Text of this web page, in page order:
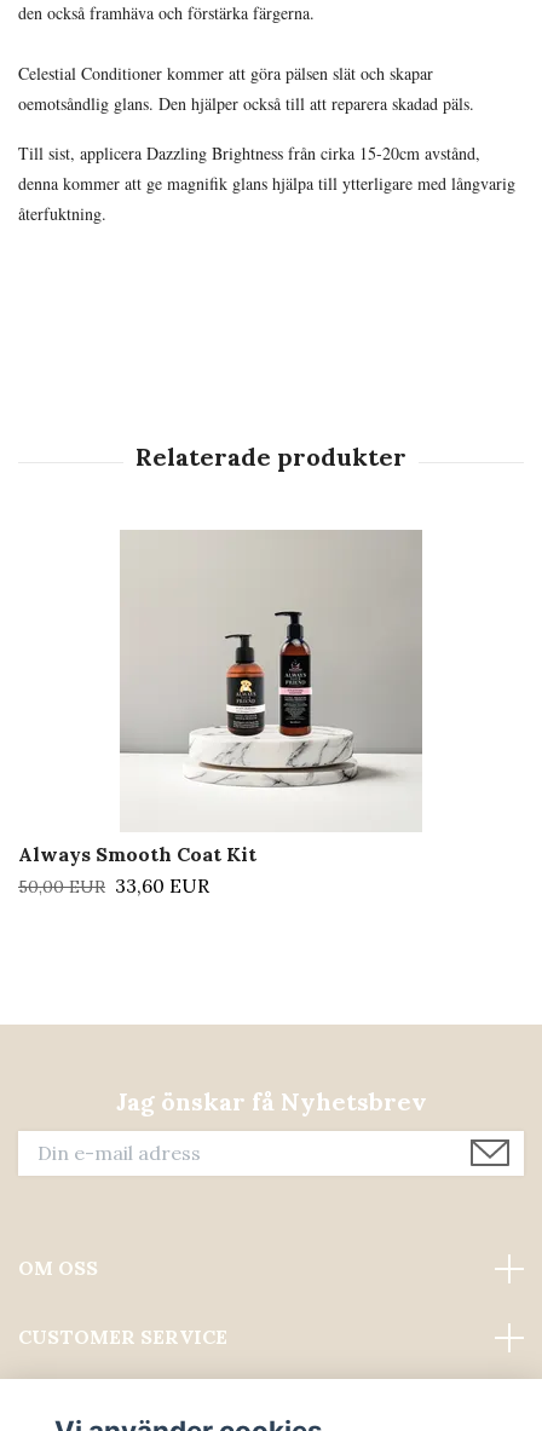
den också framhäva och förstärka färgerna.
Celestial Conditioner kommer att göra pälsen slät och skapar
oemotsåndlig glans. Den hjälper också till att reparera skadad päls.
Till sist, applicera Dazzling Brightness från cirka 15-20cm avstånd,
denna kommer att ge magnifik glans hjälpa till ytterligare med långvarig
återfuktning.
Always Smooth Coat Kit
50,00 EUR 33,60 EUR
Jag önskar få Nyhetsbrev
OM OSS
CUSTOMER SERVICE